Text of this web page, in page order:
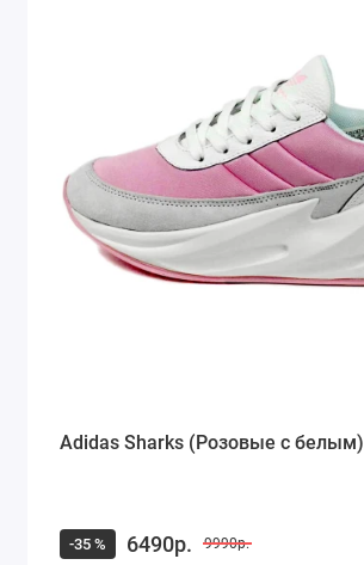
Adidas Sharks (Розовые с белым)
-35 % 6490р. 9990р.